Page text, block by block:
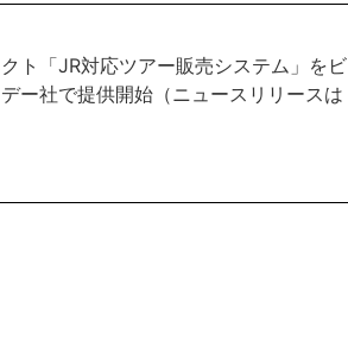
ト「JR対応ツアー販売システム」をビ
ー社で提供開始（ニュースリリースは